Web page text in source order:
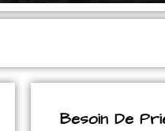
Besoin De